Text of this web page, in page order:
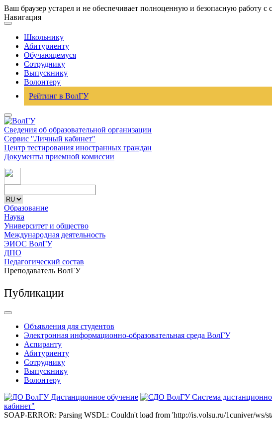
Ваш браузер устарел и не обеспечивает полноценную и безопасную работу с
Навигация
Школьнику
Абитуриенту
Обучающемуся
Сотруднику
Выпускнику
Волонтеру
Рейтинг в ВолГУ
Сведения об образовательной организации
Сервис "Личный кабинет"
Центр тестирования иностранных граждан
Документы приемной комиссии
Образование
Наука
Университет и общество
Международная деятельность
ЭИОС ВолГУ
ДПО
Педагогический состав
Преподаватель ВолГУ
Публикации
Объявления для студентов
Электронная информационно-образовательная среда ВолГУ
Аспиранту
Абитуриенту
Сотруднику
Выпускнику
Волонтеру
Дистанционное обучение
Система
кабинет"
SOAP-ERROR: Parsing WSDL: Couldn't load from 'http://is.volsu.ru/1cuniver/ws/